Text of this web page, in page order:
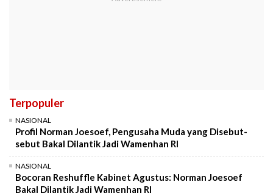
Terpopuler
NASIONAL
Profil Norman Joesoef, Pengusaha Muda yang Disebut-
sebut Bakal Dilantik Jadi Wamenhan RI
NASIONAL
Bocoran Reshuffle Kabinet Agustus: Norman Joesoef
Bakal Dilantik Jadi Wamenhan RI